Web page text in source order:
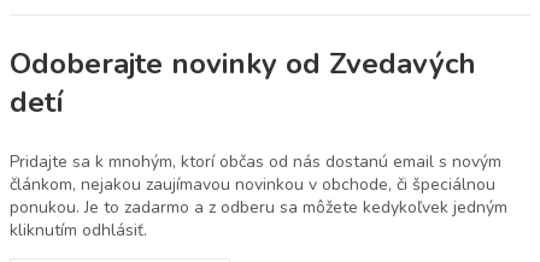
Odoberajte novinky od Zvedavých
detí
Pridajte sa k mnohým, ktorí občas od nás dostanú email s novým
článkom, nejakou zaujímavou novinkou v obchode, či špeciálnou
ponukou. Je to zadarmo a z odberu sa môžete kedykoľvek jedným
kliknutím odhlásiť.